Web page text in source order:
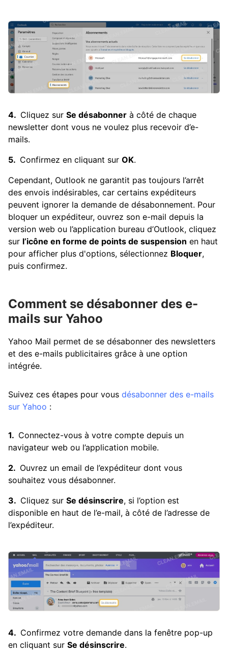
Cliquez sur Se désabonner à côté de chaque
newsletter dont vous ne voulez plus recevoir d’e-
mails.
Confirmez en cliquant sur OK.
Cependant, Outlook ne garantit pas toujours l’arrêt
des envois indésirables, car certains expéditeurs
peuvent ignorer la demande de désabonnement. Pour
bloquer un expéditeur, ouvrez son e-mail depuis la
version web ou l’application bureau d’Outlook, cliquez
sur l’icône en forme de points de suspension en haut
pour afficher plus d'options, sélectionnez Bloquer,
puis confirmez.
Comment se désabonner des e-
mails sur Yahoo
Yahoo Mail permet de se désabonner des newsletters
et des e-mails publicitaires grâce à une option
intégrée.
Suivez ces étapes pour vous désabonner des e-mails
sur Yahoo :
Connectez-vous à votre compte depuis un
navigateur web ou l’application mobile.
Ouvrez un email de l’expéditeur dont vous
souhaitez vous désabonner.
Cliquez sur Se désinscrire, si l’option est
disponible en haut de l’e-mail, à côté de l’adresse de
l’expéditeur.
Confirmez votre demande dans la fenêtre pop-up
en cliquant sur Se désinscrire.